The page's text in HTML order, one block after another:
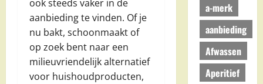
ook steeds vaker in de
aanbieding te vinden. Of je
nu bakt, schoonmaakt of
op zoek bent naar een
milieuvriendelijk alternatief
voor huishoudproducten,
a-merk
aanbieding
Afwassen
Aperitief